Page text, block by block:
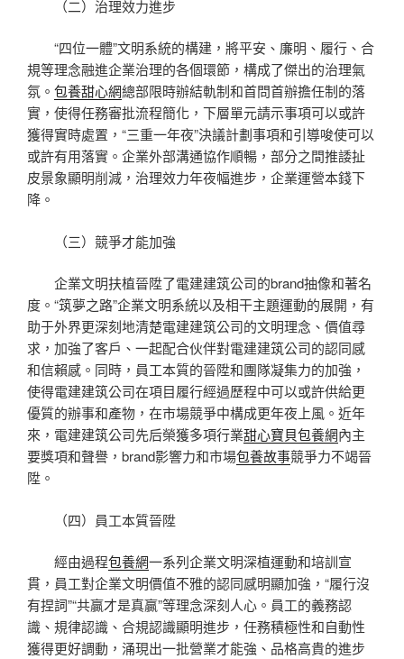
（二）治理效力進步
“四位一體”文明系統的構建，將平安、廉明、履行、合
規等理念融進企業治理的各個環節，構成了傑出的治理氣
氛。 包養甜心網總部限時辦結軌制和首問首辦擔任制的落
實，使得任務審批流程簡化，下層單元請示事項可以或許
獲得實時處置，“三重一年夜”決議計劃事項和引導唆使可以
或許有用落實。企業外部溝通協作順暢，部分之間推諉扯
皮景象顯明削減，治理效力年夜幅進步，企業運營本錢下
降。
（三）競爭才能加強
企業文明扶植晉陞了電建建筑公司的brand抽像和著名
度。“筑夢之路”企業文明系統以及相干主題運動的展開，有
助于外界更深刻地清楚電建建筑公司的文明理念、價值尋
求，加強了客戶、一起配合伙伴對電建建筑公司的認同感
和信賴感。同時，員工本質的晉陞和團隊凝集力的加強，
使得電建建筑公司在項目履行經過歷程中可以或許供給更
優質的辦事和產物，在市場競爭中構成更年夜上風。近年
來，電建建筑公司先后榮獲多項行業甜心寶貝包養網內主
要獎項和聲譽，brand影響力和市場包養故事競爭力不竭晉
陞。
（四）員工本質晉陞
經由過程包養網一系列企業文明深植運動和培訓宣
貫，員工對企業文明價值不雅的認同感明顯加強，“履行沒
有捏詞”“共贏才是真贏”等理念深刻人心。員工的義務認
識、規律認識、合規認識顯明進步，任務積極性和自動性
獲得更好調動，涌現出一批營業才能強、品格高貴的進步